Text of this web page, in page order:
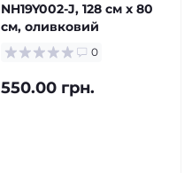
NH19Y002-J, 128 см х 80
см, оливковий
0
550.00 грн.